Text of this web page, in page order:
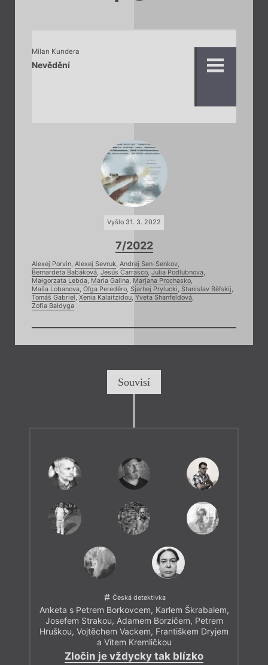
Milan Kundera
Nevědění
Vyšlo 31. 3. 2022
7/2022
Alexej Porvin, Alexej Sevruk, Andrej Sen-Senkov,
Bernardeta Babáková, Jesús Carrasco, Julia Podlubnova,
Małgorzata Lebda, Maria Galina, Marjana Prochasko,
Maša Lobanova, Oľga Pereděro, Sjarhej Prylucki, Stanislav Běľskij,
Tomáš Gabriel, Xenia Kalaitzidou, Yveta Shanfeldová,
Zofia Bałdyga
Souvisí
Česká detektivka
Anketa s Petrem Borkovcem, Karlem Škrabalem,
Josefem Strakou, Adamem Borzičem, Petrem
Hruškou, Vojtěchem Vackem, Františkem Dryjem
a Vítem Kremličkou
Zločin je vždycky tak blízko